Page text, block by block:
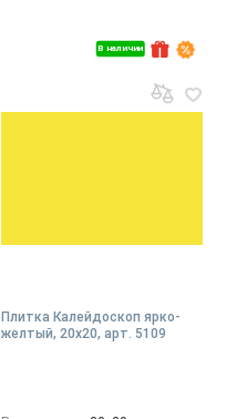
В наличии
Плитка Калейдоскоп ярко-
желтый, 20x20, арт. 5109